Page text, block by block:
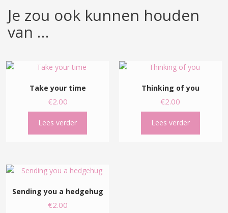
Je zou ook kunnen houden
van …
Take your time
€2.00
Lees verder
Thinking of you
€2.00
Lees verder
Sending you a hedgehug
€2.00